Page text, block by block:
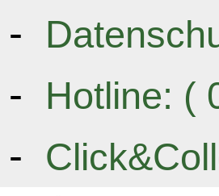
-
- Hotline: (
-